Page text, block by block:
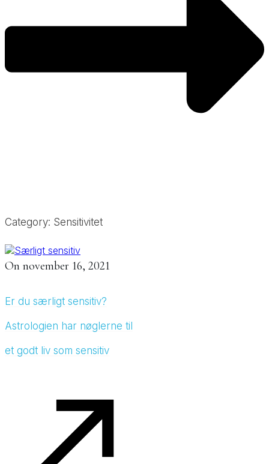
Category: Sensitivitet
On november 16, 2021
Er du særligt sensitiv?
Astrologien har nøglerne til
et godt liv som sensitiv